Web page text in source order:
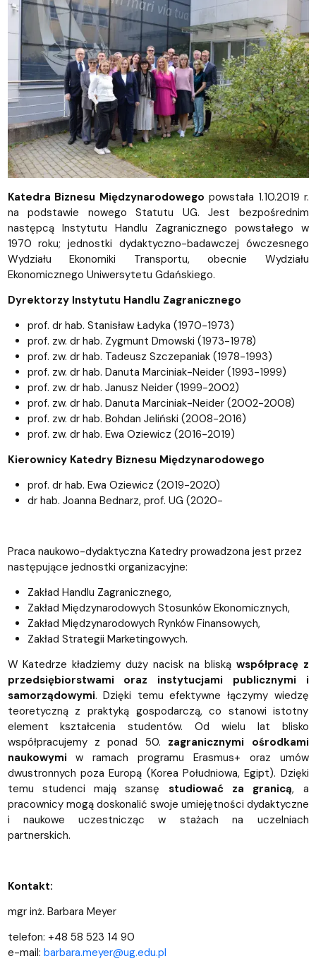
Katedra Biznesu Międzynarodowego powstała 1.10.2019 r.
na podstawie nowego Statutu UG. Jest bezpośrednim
następcą Instytutu Handlu Zagranicznego powstałego w
1970 roku; jednostki dydaktyczno-badawczej ówczesnego
Wydziału Ekonomiki Transportu, obecnie Wydziału
Ekonomicznego Uniwersytetu Gdańskiego.
Dyrektorzy Instytutu Handlu Zagranicznego
prof. dr hab. Stanisław Ładyka (1970-1973)
prof. zw. dr hab. Zygmunt Dmowski (1973-1978)
prof. zw. dr hab. Tadeusz Szczepaniak (1978-1993)
prof. zw. dr hab. Danuta Marciniak-Neider (1993-1999)
prof. zw. dr hab. Janusz Neider (1999-2002)
prof. zw. dr hab. Danuta Marciniak-Neider (2002-2008)
prof. zw. dr hab. Bohdan Jeliński (2008-2016)
prof. zw. dr hab. Ewa Oziewicz (2016-2019)
Kierownicy Katedry Biznesu Międzynarodowego
prof. dr hab. Ewa Oziewicz (2019-2020)
dr hab. Joanna Bednarz, prof. UG (2020-
Praca naukowo-dydaktyczna Katedry prowadzona jest przez
następujące jednostki organizacyjne:
Zakład Handlu Zagranicznego,
Zakład Międzynarodowych Stosunków Ekonomicznych,
Zakład Międzynarodowych Rynków Finansowych,
Zakład Strategii Marketingowych.
W Katedrze kładziemy duży nacisk na bliską współpracę z
przedsiębiorstwami oraz instytucjami publicznymi i
samorządowymi. Dzięki temu efektywne łączymy wiedzę
teoretyczną z praktyką gospodarczą, co stanowi istotny
element kształcenia studentów. Od wielu lat blisko
współpracujemy z ponad 50. zagranicznymi ośrodkami
naukowymi w ramach programu Erasmus+ oraz umów
dwustronnych poza Europą (Korea Południowa, Egipt). Dzięki
temu studenci mają szansę studiować za granicą, a
pracownicy mogą doskonalić swoje umiejętności dydaktyczne
i naukowe uczestnicząc w stażach na uczelniach
partnerskich.
Kontakt:
mgr inż. Barbara Meyer
telefon: +48 58 523 14 90
e-mail: barbara.meyer@ug.edu.pl